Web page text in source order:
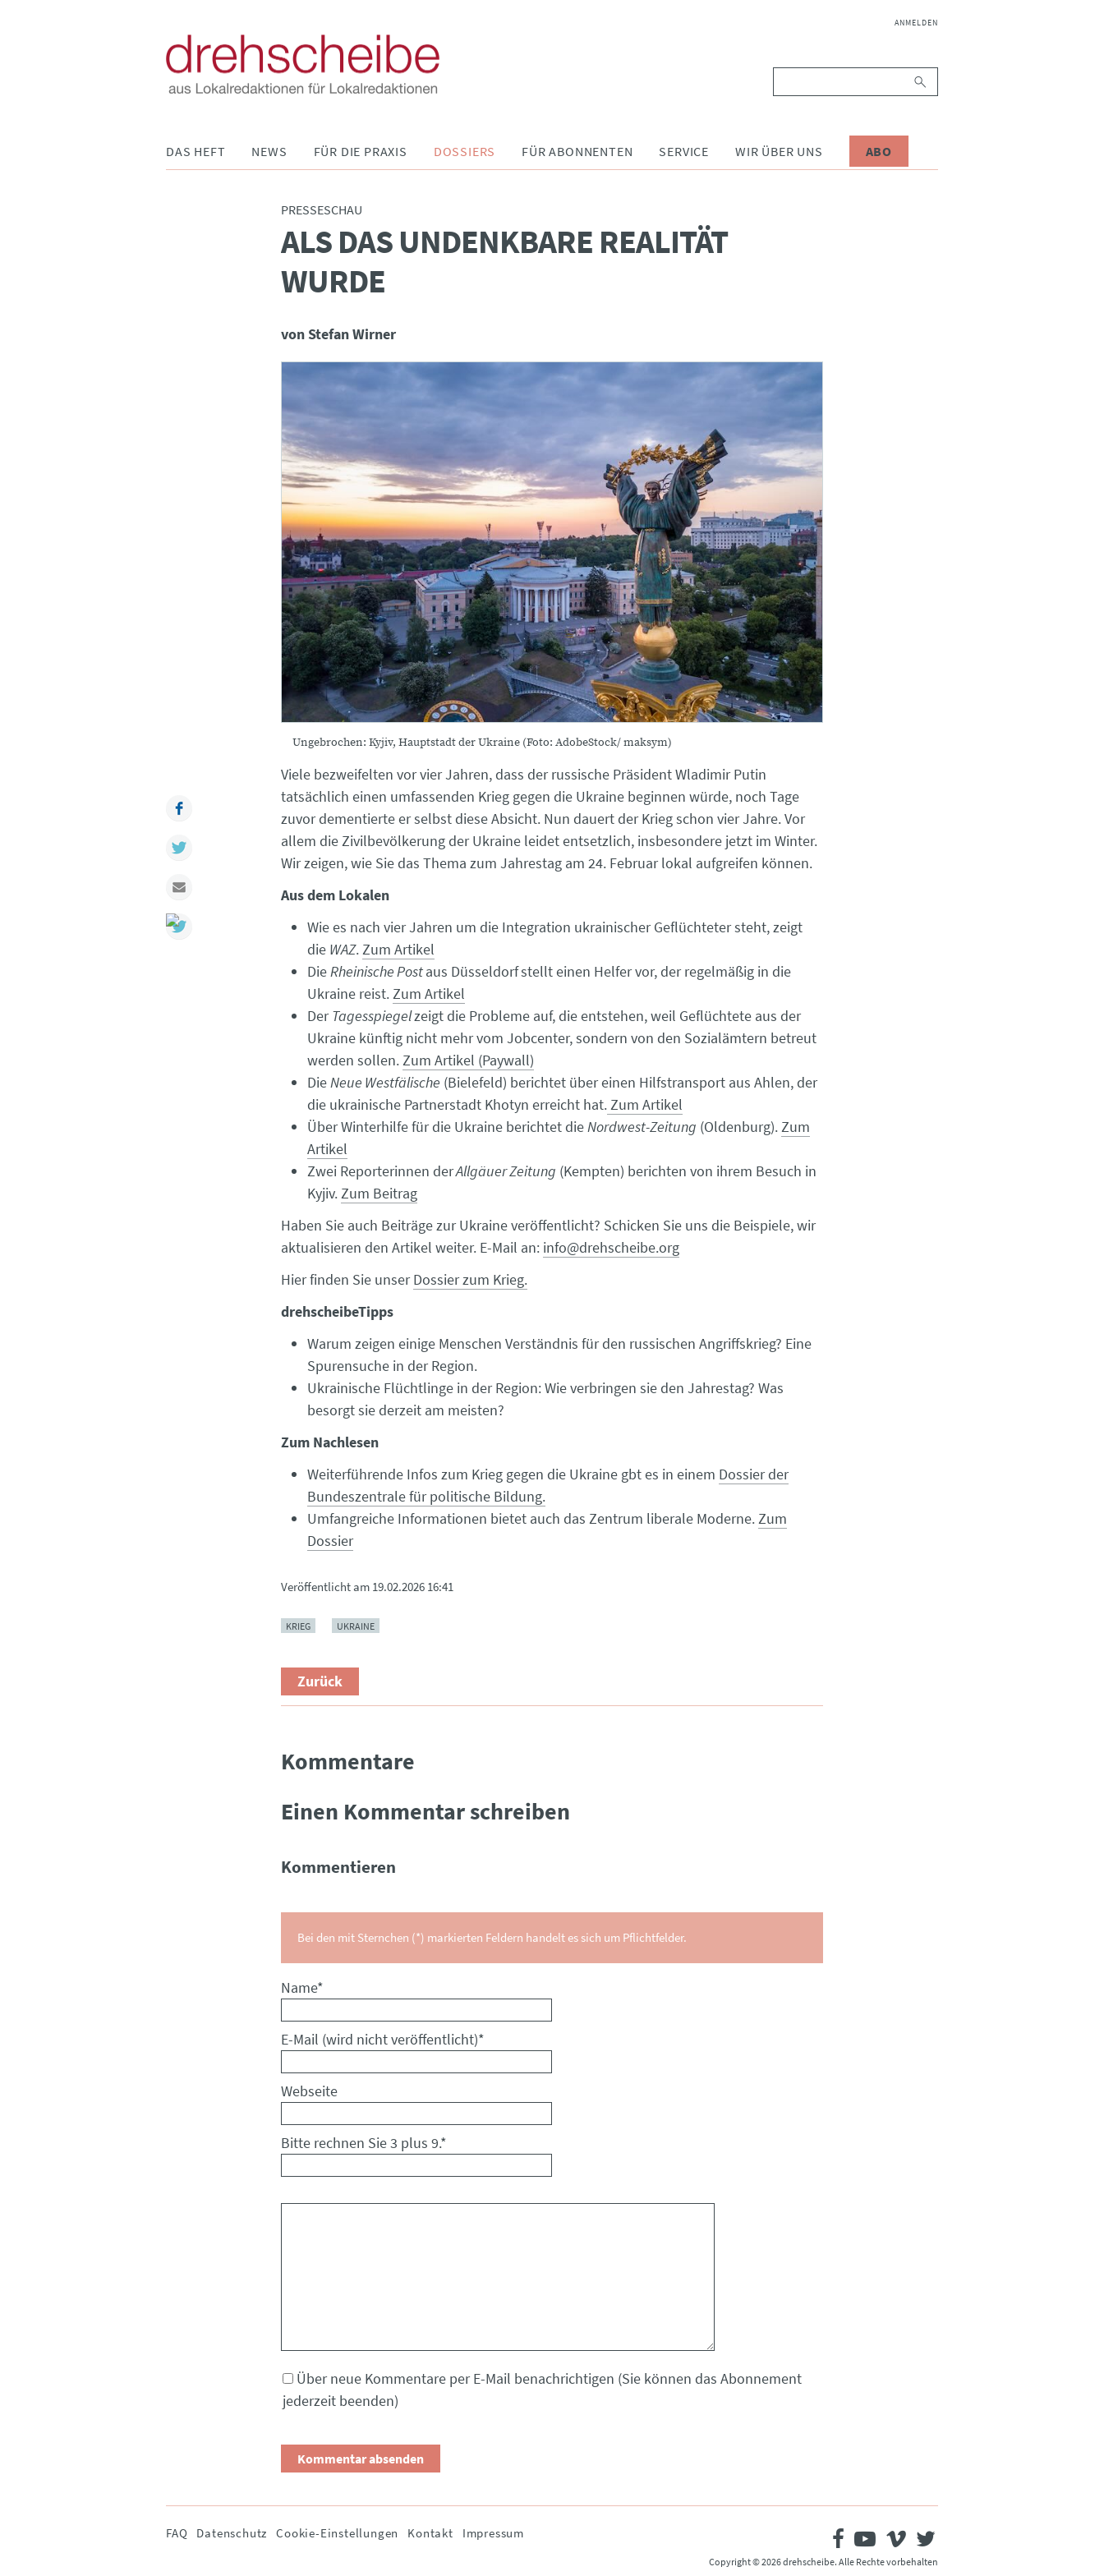
NAVIGATION
ANMELDEN
DAS HEFT NEWS FÜR DIE PRAXIS DOSSIERS FÜR ABONNENTEN SERVICE WIR ÜBER UNS ABO
PRESSESCHAU
ALS DAS UNDENKBARE REALITÄT
WURDE
von Stefan Wirner
Ungebrochen: Kyjiv, Hauptstadt der Ukraine (Foto: AdobeStock/ maksym)
Viele bezweifelten vor vier Jahren, dass der russische Präsident Wladimir Putin
tatsächlich einen umfassenden Krieg gegen die Ukraine beginnen würde, noch Tage
zuvor dementierte er selbst diese Absicht. Nun dauert der Krieg schon vier Jahre. Vor
allem die Zivilbevölkerung der Ukraine leidet entsetzlich, insbesondere jetzt im Winter.
Wir zeigen, wie Sie das Thema zum Jahrestag am 24. Februar lokal aufgreifen können.
Aus dem Lokalen
Wie es nach vier Jahren um die Integration ukrainischer Geflüchteter steht, zeigt
die WAZ.Zum Artikel
DieRheinische Postaus Düsseldorfstellt einen Helfer vor, der regelmäßig in die
Ukraine reist.Zum Artikel
DerTagesspiegelzeigt die Probleme auf, die entstehen, weil Geflüchtete aus der
Ukraine künftig nicht mehr vom Jobcenter, sondern von den Sozialämtern betreut
werden sollen.Zum Artikel (Paywall)
DieNeue Westfälische (Bielefeld) berichtet über einen Hilfstransport aus Ahlen, der
die ukrainische Partnerstadt Khotyn erreicht hat.Zum Artikel
Über Winterhilfe für die Ukraine berichtet dieNordwest-Zeitung (Oldenburg).Zum
Artikel
Zwei Reporterinnen derAllgäuer Zeitung (Kempten) berichten von ihrem Besuch in
Kyjiv.Zum Beitrag
Haben Sie auch Beiträge zur Ukraine veröffentlicht? Schicken Sie uns die Beispiele, wir
aktualisieren den Artikel weiter. E-Mail an: info@drehscheibe.org
Hier finden Sie unserDossier zum Krieg.
drehscheibeTipps
Warum zeigen einige Menschen Verständnis für den russischen Angriffskrieg? Eine
Spurensuche in der Region.
Ukrainische Flüchtlinge in der Region: Wie verbringen sie den Jahrestag? Was
besorgt sie derzeit am meisten?
Zum Nachlesen
Weiterführende Infos zum Krieg gegen die Ukraine gbt es in einem Dossier der
Bundeszentrale für politische Bildung.
Umfangreiche Informationen bietet auch das Zentrum liberale Moderne.Zum
Dossier
Veröffentlicht am 19.02.2026 16:41
KRIEG UKRAINE
Zurück
Kommentare
Einen Kommentar schreiben
Kommentieren
Bei den mit Sternchen (*) markierten Feldern handelt es sich um Pflichtfelder.
Pflichtfeld
Name*
Pflichtfeld
E-Mail (wird nicht veröffentlicht)*
Webseite
Bitte rechnen Sie 3 plus 9.*
Über neue Kommentare per E-Mail benachrichtigen (Sie können das Abonnement
jederzeit beenden)
Navigation
FAQ Datenschutz Cookie-Einstellungen Kontakt Impressum
Copyright © 2026 drehscheibe. Alle Rechte vorbehalten